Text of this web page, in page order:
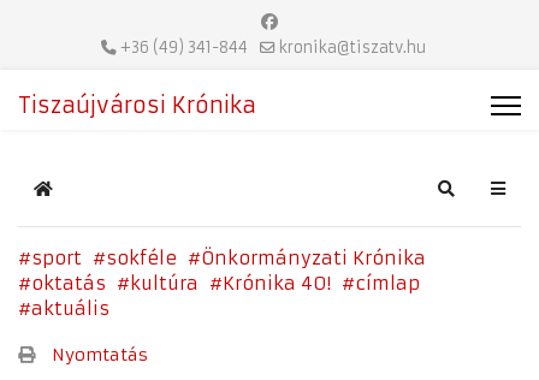
+36 (49) 341-844 kronika@tiszatv.hu
Tiszaújvárosi Krónika
Home Search
sport sokféle
Önkormányzati Krónika
oktatás
kultúra Krónika 40!
címlap
aktuális
Nyomtatás